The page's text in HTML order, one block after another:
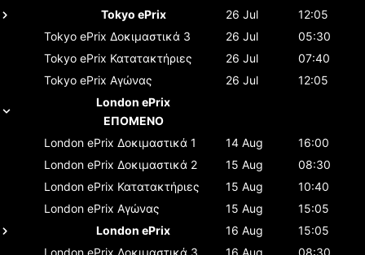
Tokyo ePrix
26 Jul
12:05
Tokyo ePrix Δοκιμαστικά 3 26 Jul
05:30
Tokyo ePrix Κατατακτήριες 26 Jul
07:40
Tokyo ePrix Αγώνας 26 Jul
12:05
London ePrix
ΕΠΟΜΕΝΟ
London ePrix Δοκιμαστικά 1 14 Aug
16:00
London ePrix Δοκιμαστικά 2 15 Aug
08:30
London ePrix Κατατακτήριες 15 Aug
10:40
London ePrix Αγώνας 15 Aug
15:05
London ePrix
16 Aug
15:05
London ePrix Δοκιμαστικά 3 16 Aug 08:30